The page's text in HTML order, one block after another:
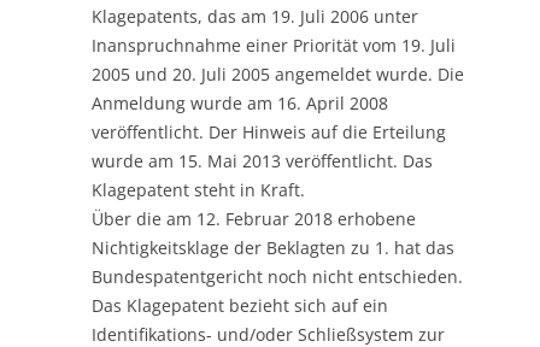
Klagepatents, das am 19. Juli 2006 unter
Inanspruchnahme einer Priorität vom 19. Juli
2005 und 20. Juli 2005 angemeldet wurde. Die
Anmeldung wurde am 16. April 2008
veröffentlicht. Der Hinweis auf die Erteilung
wurde am 15. Mai 2013 veröffentlicht. Das
Klagepatent steht in Kraft.
Über die am 12. Februar 2018 erhobene
Nichtigkeitsklage der Beklagten zu 1. hat das
Bundespatentgericht noch nicht entschieden.
Das Klagepatent bezieht sich auf ein
Identifikations- und/oder Schließsystem zur